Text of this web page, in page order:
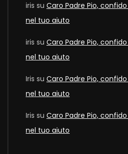
iris su Caro Padre Pio,
nel tuo aiuto
iris su Caro Padre Pio,
nel tuo aiuto
Iris su Caro Padre Pio,
nel tuo aiuto
Iris su Caro Padre Pio,
nel tuo aiuto